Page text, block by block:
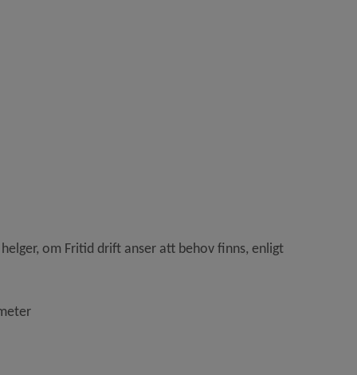
om Fritid drift anser att behov finns, enligt